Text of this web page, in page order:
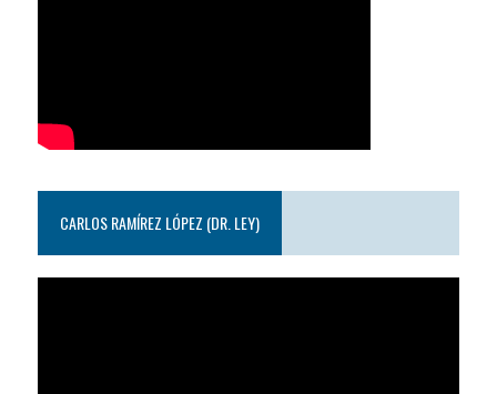
CARLOS RAMÍREZ LÓPEZ (DR. LEY)